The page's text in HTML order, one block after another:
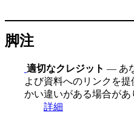
脚注
適切なクレジット — あ
よび資料へのリンクを
かい違いがある場合があ
詳細